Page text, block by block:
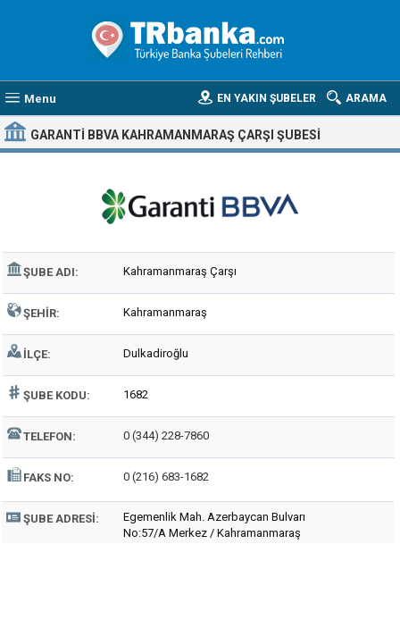
Menu ARAMA
EN YAKIN ŞUBELER
GARANTI BBVA KAHRAMANMARAŞ ÇARŞI ŞUBESI
ŞUBE ADI: Kahramanmaraş Çarşı
ŞEHIR: Kahramanmaraş
İLÇE: Dulkadiroğlu
ŞUBE KODU: 1682
TELEFON: 0 (344) 228-7860
FAKS NO: 0 (216) 683-1682
ŞUBE ADRESI:
Egemenlik Mah. Azerbaycan Bulvarı
No:57/A Merkez / Kahramanmaraş